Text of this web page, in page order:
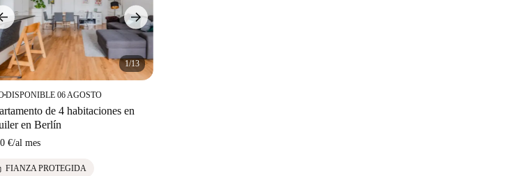
1/13
■DISPONIBLE 06 AGOSTO
de 4 habitaciones en
en Berlín
€/al mes
FIANZA PROTEGIDA